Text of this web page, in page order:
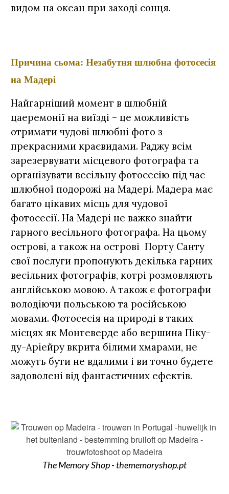
видом на океан при заході сонця.
Причина сьома: Незабутня шлюбна фотосесія
на Мадері
Найгарніший момент в шлюбній
цaеремонії на виїзді – це можливість
отримати чудові шлюбні фото з
прекрасними краєвидами. Раджу всім
зарезервувати місцевого фотографа та
організувати весільну фотосесію під час
шлюбної подорожі на Мадері. Мадера має
багато цікавих місць для чудової
фотосесії. На Мадері не важко знайти
гарного весільного фотографа. На цьому
острові, а також на острові Порту Санту
свої послуги пропонують декілька гарних
весільних фотографів, котрі розмовляють
англійською мовою. А також є фотографи
володіючи польською та російською
мовами. Фотосесія на природі в таких
місцях як Монтеверде або вершина Піку-
ду-Аріейру вкрита білими хмарами, не
можуть бути не вдалими і ви точно будете
задоволені від фантастичних ефектів.
The Memory Shop - thememoryshop.pt